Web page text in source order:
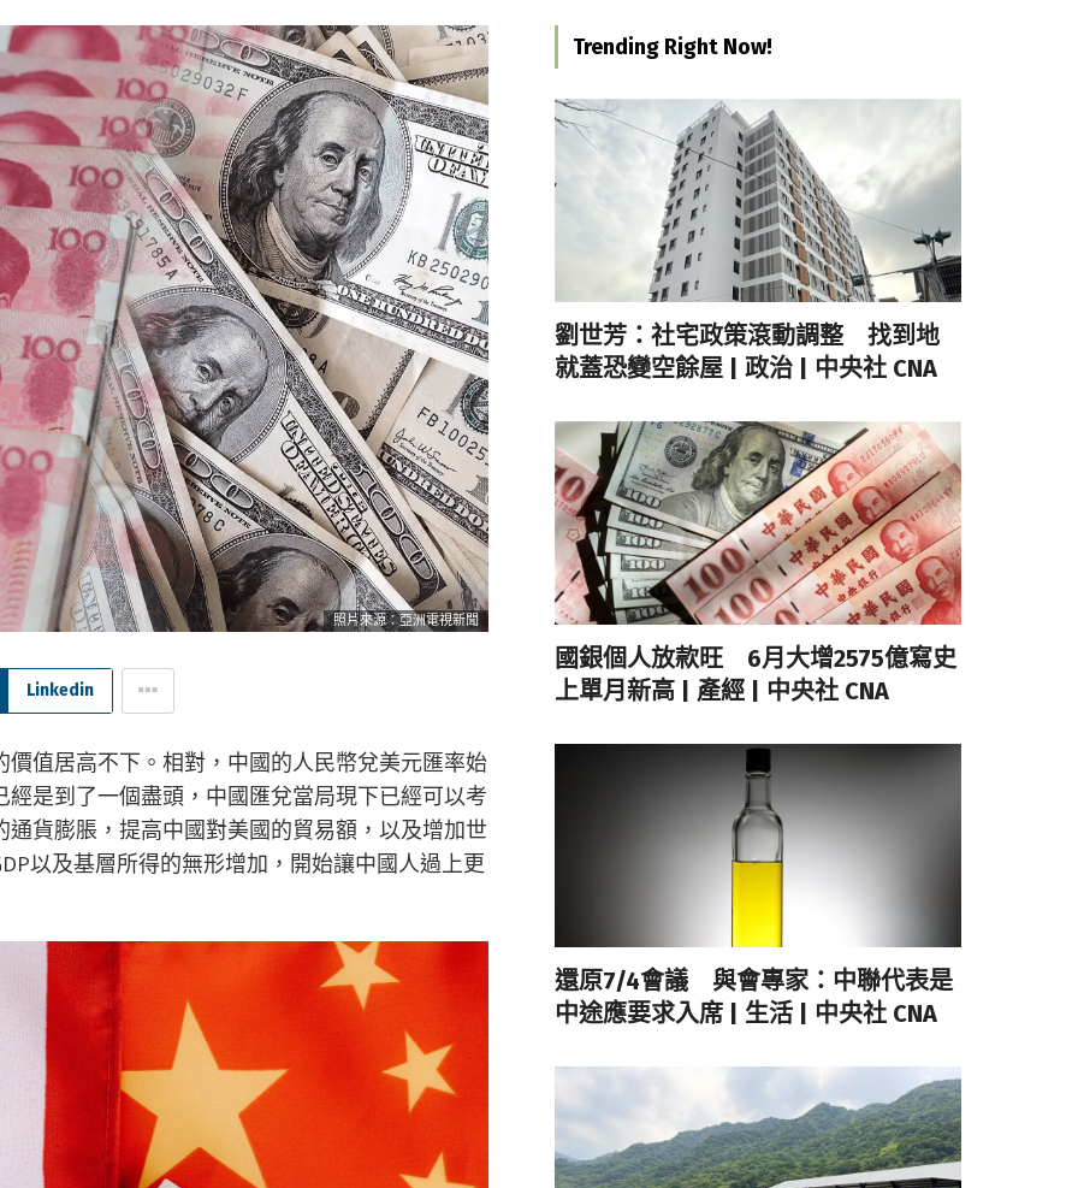
照片來源：亞洲電視新聞
Linkedin
值居高不下。相對，中國的人民幣兌美元匯率始
是到了一個盡頭，中國匯兌當局現下已經可以考
貨膨脹，提高中國對美國的貿易額，以及增加世
以及基層所得的無形增加，開始讓中國人過上更
Trending Right Now!
劉世芳：社宅政策滾動調整 找到地
就蓋恐變空餘屋 | 政治 | 中央社 CNA
國銀個人放款旺 6月大增2575億寫史
上單月新高 | 產經 | 中央社 CNA
還原7/4會議 與會專家：中聯代表是
中途應要求入席 | 生活 | 中央社 CNA